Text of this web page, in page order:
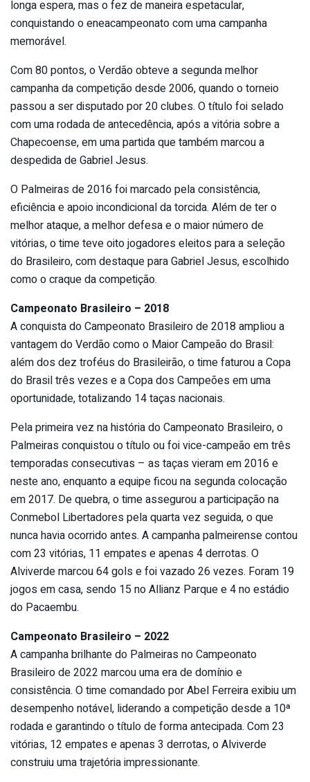
longa espera, mas o fez de maneira espetacular,
conquistando o eneacampeonato com uma campanha
memorável.
Com 80 pontos, o Verdão obteve a segunda melhor
campanha da competição desde 2006, quando o torneio
passou a ser disputado por 20 clubes. O título foi selado
com uma rodada de antecedência, após a vitória sobre a
Chapecoense, em uma partida que também marcou a
despedida de Gabriel Jesus.
O Palmeiras de 2016 foi marcado pela consistência,
eficiência e apoio incondicional da torcida. Além de ter o
melhor ataque, a melhor defesa e o maior número de
vitórias, o time teve oito jogadores eleitos para a seleção
do Brasileiro, com destaque para Gabriel Jesus, escolhido
como o craque da competição.
Campeonato Brasileiro – 2018
A conquista do Campeonato Brasileiro de 2018 ampliou a
vantagem do Verdão como o Maior Campeão do Brasil:
além dos dez troféus do Brasileirão, o time faturou a Copa
do Brasil três vezes e a Copa dos Campeões em uma
oportunidade, totalizando 14 taças nacionais.
Pela primeira vez na história do Campeonato Brasileiro, o
Palmeiras conquistou o título ou foi vice-campeão em três
temporadas consecutivas – as taças vieram em 2016 e
neste ano, enquanto a equipe ficou na segunda colocação
em 2017. De quebra, o time assegurou a participação na
Conmebol Libertadores pela quarta vez seguida, o que
nunca havia ocorrido antes. A campanha palmeirense contou
com 23 vitórias, 11 empates e apenas 4 derrotas. O
Alviverde marcou 64 gols e foi vazado 26 vezes. Foram 19
jogos em casa, sendo 15 no Allianz Parque e 4 no estádio
do Pacaembu.
Campeonato Brasileiro – 2022
A campanha brilhante do Palmeiras no Campeonato
Brasileiro de 2022 marcou uma era de domínio e
consistência. O time comandado por Abel Ferreira exibiu um
desempenho notável, liderando a competição desde a 10ª
rodada e garantindo o título de forma antecipada. Com 23
vitórias, 12 empates e apenas 3 derrotas, o Alviverde
construiu uma trajetória impressionante.